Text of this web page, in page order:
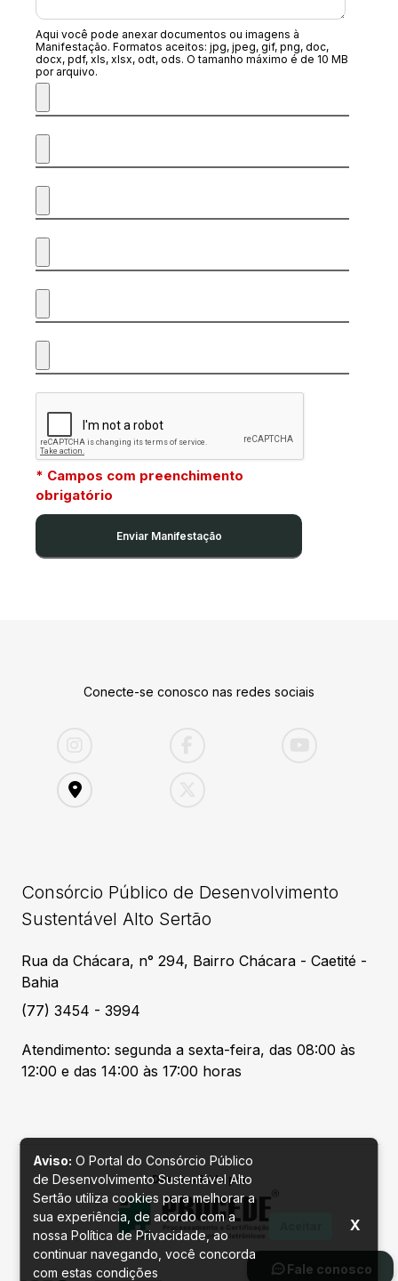
Fale conosco
Aqui você pode anexar documentos ou imagens à
Manifestação. Formatos aceitos: jpg, jpeg, gif, png, doc,
docx, pdf, xls, xlsx, odt, ods. O tamanho máximo é de 10 MB
por arquivo.
* Campos com preenchimento
obrigatório
Conecte-se conosco nas redes sociais
Consórcio Público de Desenvolvimento
Sustentável Alto Sertão
Rua da Chácara, n° 294, Bairro Chácara - Caetité -
Bahia
(77) 3454 - 3994
Atendimento: segunda a sexta-feira, das 08:00 às
12:00 e das 14:00 às 17:00 horas
Desenvolvido por
Aviso: O Portal do Consórcio Público
de Desenvolvimento Sustentável Alto
Sertão utiliza cookies para melhorar a
sua experiência, de acordo com a
nossa Política de Privacidade, ao
continuar navegando, você concorda
com estas condições
X